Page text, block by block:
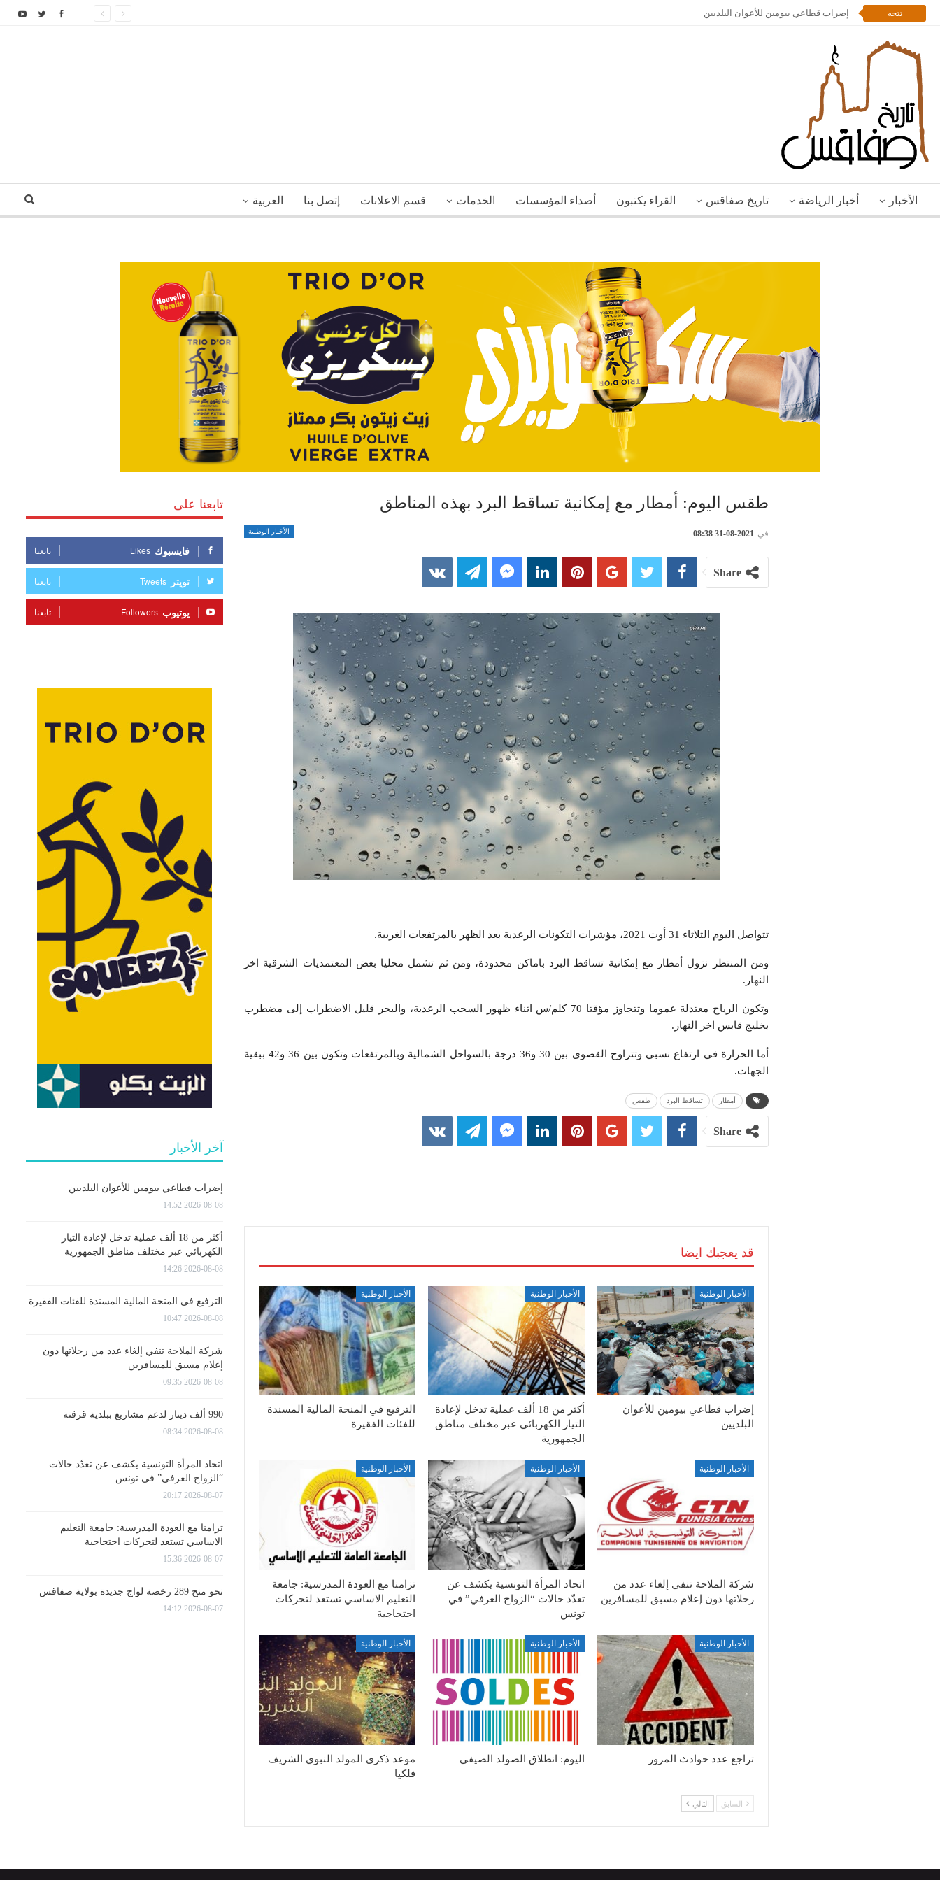
تتجه إضراب قطاعي بيومين للأعوان البلديين
الأخبار أخبار الرياضة تاريخ صفاقس القراء يكتبون أصداء المؤسسات الخدمات قسم الاعلانات إتصل بنا العربية
طقس اليوم: أمطار مع إمكانية تساقط البرد بهذه المناطق
الأخبار الوطنية في 2021-08-31 08:38
Share
تتواصل اليوم الثلاثاء 31 أوت 2021، مؤشرات التكونات الرعدية بعد الظهر بالمرتفعات الغربية.
ومن المنتظر نزول أمطار مع إمكانية تساقط البرد باماكن محدودة، ومن ثم تشمل محليا بعض المعتمديات الشرقية اخر
النهار.
وتكون الرياح معتدلة عموما وتتجاوز مؤقتا 70 كلم/س اثناء ظهور السحب الرعدية، والبحر قليل الاضطراب إلى مضطرب
بخليج قابس اخر النهار.
أما الحرارة في ارتفاع نسبي وتتراوح القصوى بين 30 و36 درجة بالسواحل الشمالية وبالمرتفعات وتكون بين 36 و42 ببقية
الجهات.
أمطار تساقط البرد طقس
Share
قد يعجبك ايضا
الأخبار الوطنية
إضراب قطاعي بيومين للأعوان
البلديين
الأخبار الوطنية
أكثر من 18 ألف عملية تدخل لإعادة
التيار الكهربائي عبر مختلف مناطق
الجمهورية
الأخبار الوطنية
الترفيع في المنحة المالية المسندة
للفئات الفقيرة
الأخبار الوطنية
شركة الملاحة تنفي إلغاء عدد من
رحلاتها دون إعلام مسبق للمسافرين
الأخبار الوطنية
اتحاد المرأة التونسية يكشف عن
تعدّد حالات “الزواج العرفي” في
تونس
الأخبار الوطنية
تزامنا مع العودة المدرسية: جامعة
التعليم الاساسي تستعد لتحركات
احتجاجية
الأخبار الوطنية
تراجع عدد حوادث المرور
الأخبار الوطنية
اليوم: انطلاق الصولد الصيفي
الأخبار الوطنية
موعد ذكرى المولد النبوي الشريف
فلكيا
السابق التالي
تابعنا على
فايسبوك Likes تابعنا
تويتر Tweets تابعنا
يوتيوب Followers تابعنا
آخر الأخبار
إضراب قطاعي بيومين للأعوان البلديين
2026-08-08 14:52
أكثر من 18 ألف عملية تدخل لإعادة التيار
الكهربائي عبر مختلف مناطق الجمهورية
2026-08-08 14:26
الترفيع في المنحة المالية المسندة للفئات الفقيرة
2026-08-08 10:47
شركة الملاحة تنفي إلغاء عدد من رحلاتها دون
إعلام مسبق للمسافرين
2026-08-08 09:35
990 ألف دينار لدعم مشاريع ببلدية قرقنة
2026-08-08 08:34
اتحاد المرأة التونسية يكشف عن تعدّد حالات
“الزواج العرفي” في تونس
2026-08-07 20:17
تزامنا مع العودة المدرسية: جامعة التعليم
الاساسي تستعد لتحركات احتجاجية
2026-08-07 15:36
نحو منح 289 رخصة لواج جديدة بولاية صفاقس
2026-08-07 14:12